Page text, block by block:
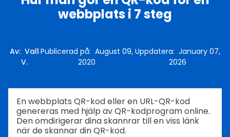
webbplats i 7 steg
Av: Vall
V.
Publicerad på:August 09,
2020
Uppdatera:January 07,
2026
En webbplats QR-kod eller en URL-QR-kod
genereras med hjälp av QR-kodprogram online.
Den omdirigerar dina skannrar till en viss länk
när de skannar din QR-kod.